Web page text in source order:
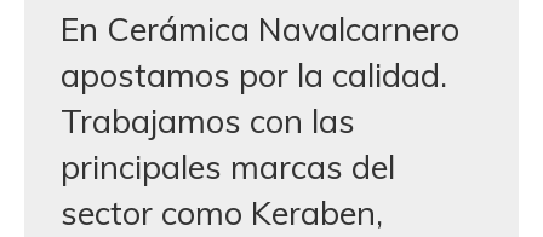
En Cerámica Navalcarnero
apostamos por la calidad.
Trabajamos con las
principales marcas del
sector como Keraben,